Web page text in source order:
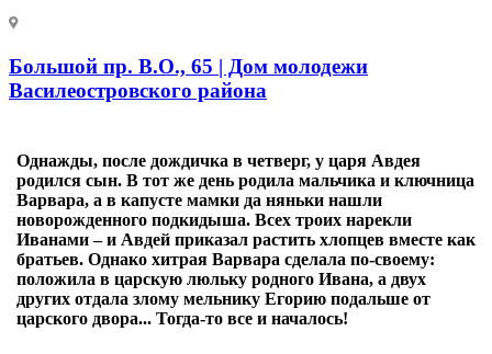
Большой пр. В.О., 65 | Дом молодежи
Василеостровского района
Однажды, после дождичка в четверг, у царя Авдея
родился сын. В тот же день родила мальчика и ключница
Варвара, а в капусте мамки да няньки нашли
новорожденного подкидыша. Всех троих нарекли
Иванами – и Авдей приказал растить хлопцев вместе как
братьев. Однако хитрая Варвара сделала по-своему:
положила в царскую люльку родного Ивана, а двух
других отдала злому мельнику Егорию подальше от
царского двора... Тогда-то все и началось!